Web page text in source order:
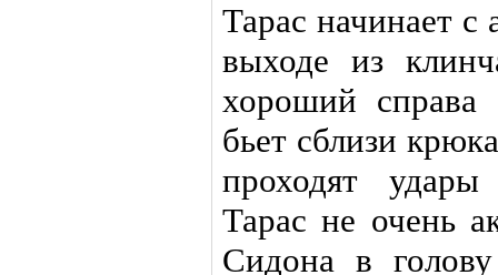
Тарас начинает
выходе из
хороший справа
бьет сблизи
проходят
Тарас не очень
Сидона в